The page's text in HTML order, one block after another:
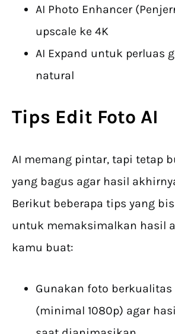
AI Photo Enhancer
upscale ke 4K
AI Expand untuk perluas
natural
Tips Edit Foto AI
AI memang pintar, tapi tetap
yang bagus agar hasil
Berikut beberapa tips yang
untuk memaksimalkan hasil
kamu buat:
Gunakan foto
(minimal 1080p) agar